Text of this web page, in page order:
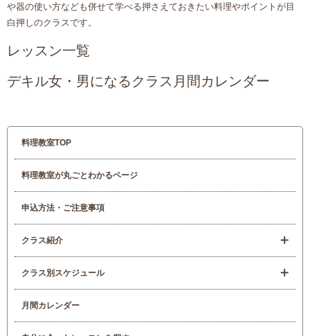
や器の使い方なども併せて学べる押さえておきたい料理やポイントが目
白押しのクラスです。
レッスン一覧
デキル女・男になるクラス月間カレンダー
料理教室TOP
料理教室が丸ごとわかるページ
申込方法・ご注意事項
クラス紹介
クラス別スケジュール
月間カレンダー